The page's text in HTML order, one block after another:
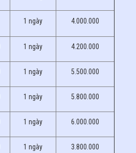
1 ngày 4.000.000
1 ngày 4.200.000
1 ngày 5.500.000
1 ngày 5.800.000
1 ngày 6.000.000
1 ngày 3.800.000